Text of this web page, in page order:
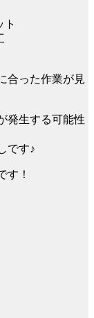
ト
合った作業が見
発生する可能性
です♪
す！